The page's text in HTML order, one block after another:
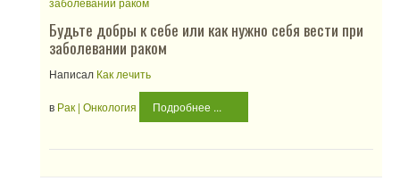
Будьте добры к себе или как нужно себя вести при
заболевании раком
Написал Как лечить
в Рак | Онкология Подробнее ...